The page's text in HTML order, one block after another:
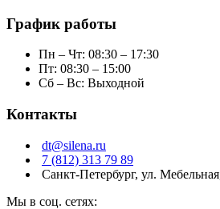
График работы
Пн – Чт: 08:30 – 17:30
Пт: 08:30 – 15:00
Сб – Вс: Выходной
Контакты
dt@silena.ru
7 (812) 313 79 89
Санкт-Петербург, ул.
Мы в соц. сетях: